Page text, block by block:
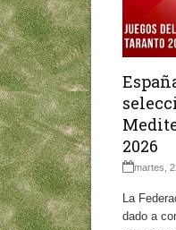
2026
martes,
La
dado a